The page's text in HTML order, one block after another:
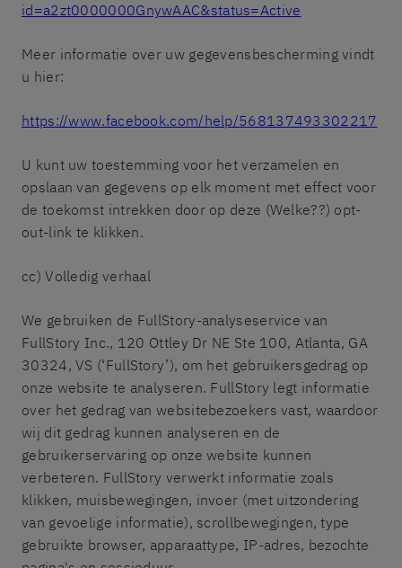
id=a2zt0000000GnywAAC&status=Active
Meer informatie over uw gegevensbescherming vindt
u hier:
https://www.facebook.com/help/568137493302217
U kunt uw toestemming voor het verzamelen en
opslaan van gegevens op elk moment met effect voor
de toekomst intrekken door op deze (Welke??) opt-
out-link te klikken.
cc) Volledig verhaal
We gebruiken de FullStory-analyseservice van
FullStory Inc., 120 Ottley Dr NE Ste 100, Atlanta, GA
30324, VS (‘FullStory’), om het gebruikersgedrag op
onze website te analyseren. FullStory legt informatie
over het gedrag van websitebezoekers vast, waardoor
wij dit gedrag kunnen analyseren en de
gebruikerservaring op onze website kunnen
verbeteren. FullStory verwerkt informatie zoals
klikken, muisbewegingen, invoer (met uitzondering
van gevoelige informatie), scrollbewegingen, type
gebruikte browser, apparaattype, IP-adres, bezochte